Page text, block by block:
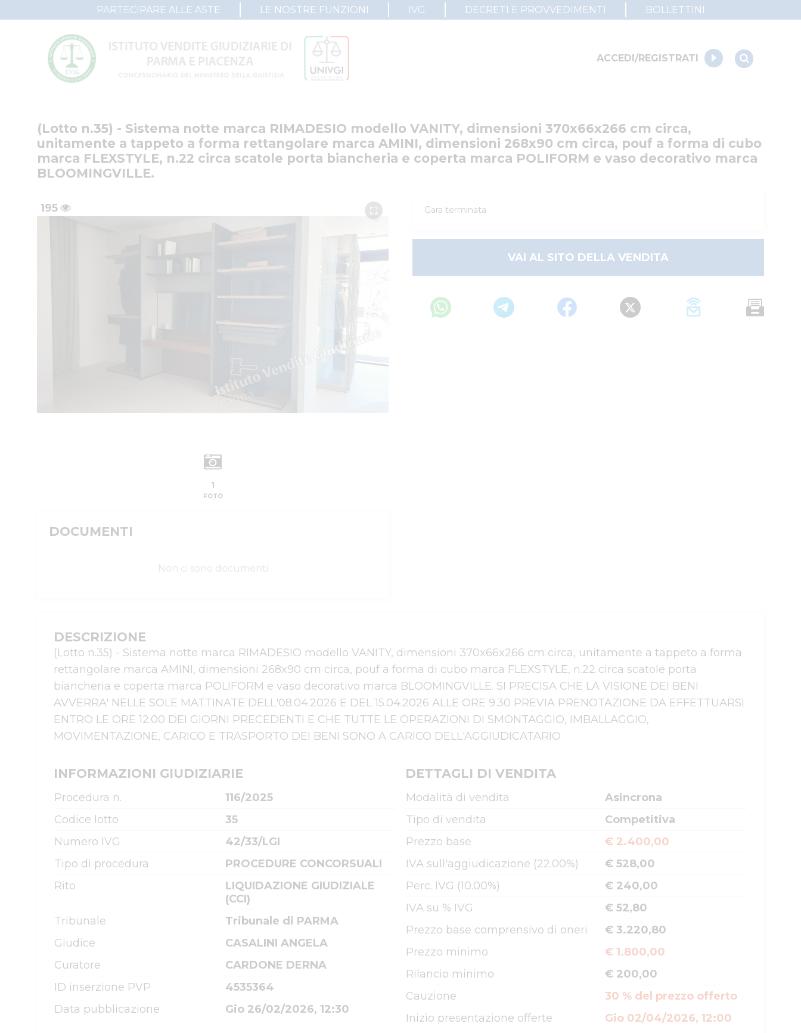
PARTECIPARE ALLE ASTE LE NOSTRE FUNZIONI IVG DECRETI E PROVVEDIMENTI BOLLETTINI
ACCEDI/REGISTRATI
(Lotto n.35) - Sistema notte marca RIMADESIO modello VANITY, dimensioni 370x66x266 cm circa,
unitamente a tappeto a forma rettangolare marca AMINI, dimensioni 268x90 cm circa, pouf a forma di cubo
marca FLEXSTYLE, n.22 circa scatole porta biancheria e coperta marca POLIFORM e vaso decorativo marca
BLOOMINGVILLE.
195
1
FOTO
DOCUMENTI
Non ci sono documenti
Gara terminata
VAI AL SITO DELLA VENDITA
DESCRIZIONE
(Lotto n.35) - Sistema notte marca RIMADESIO modello VANITY, dimensioni 370x66x266 cm circa, unitamente a tappeto a forma
rettangolare marca AMINI, dimensioni 268x90 cm circa, pouf a forma di cubo marca FLEXSTYLE, n.22 circa scatole porta
biancheria e coperta marca POLIFORM e vaso decorativo marca BLOOMINGVILLE. SI PRECISA CHE LA VISIONE DEI BENI
AVVERRA' NELLE SOLE MATTINATE DELL'08.04.2026 E DEL 15.04.2026 ALLE ORE 9.30 PREVIA PRENOTAZIONE DA EFFETTUARSI
ENTRO LE ORE 12.00 DEI GIORNI PRECEDENTI E CHE TUTTE LE OPERAZIONI DI SMONTAGGIO, IMBALLAGGIO,
MOVIMENTAZIONE, CARICO E TRASPORTO DEI BENI SONO A CARICO DELL'AGGIUDICATARIO
INFORMAZIONI GIUDIZIARIE
Procedura n.
116/2025
Codice lotto
35
Numero IVG
42/33/LGI
Tipo di procedura
PROCEDURE CONCORSUALI
Rito
LIQUIDAZIONE GIUDIZIALE
(CCI)
Tribunale
Tribunale di PARMA
Giudice
CASALINI ANGELA
Curatore
CARDONE DERNA
ID inserzione PVP
4535364
Data pubblicazione
Gio 26/02/2026, 12:30
DETTAGLI DI VENDITA
Modalità di vendita
Asincrona
Tipo di vendita
Competitiva
Prezzo base
€ 2.400,00
IVA sull'aggiudicazione (22.00%)
€ 528,00
Perc. IVG (10.00%)
€ 240,00
IVA su % IVG
€ 52,80
Prezzo base comprensivo di oneri
€ 3.220,80
Prezzo minimo
€ 1.800,00
Rilancio minimo
€ 200,00
Cauzione
30 % del prezzo offerto
Inizio presentazione offerte
Gio 02/04/2026, 12:00